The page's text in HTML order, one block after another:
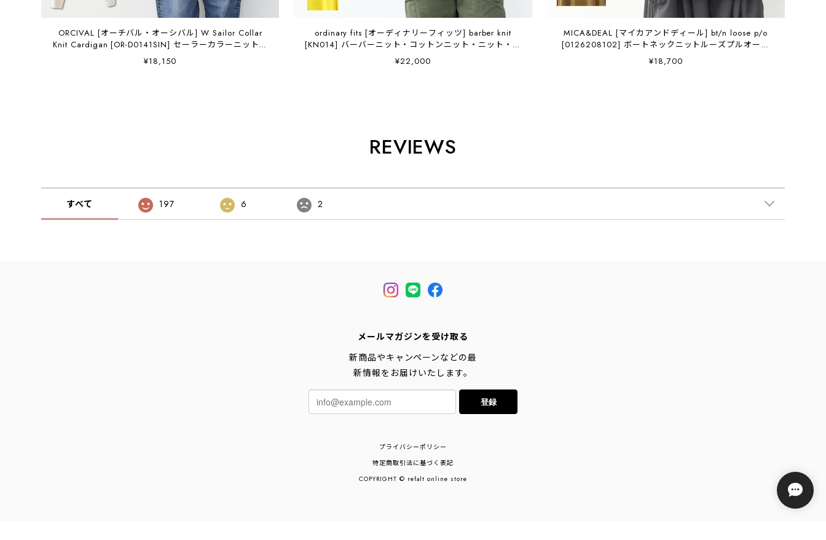
ORCIVAL [オーチバル・オーシバル] W Sailor Collar
Knit Cardigan [OR-D0141SIN] セーラーカラーニットカ
ーディガン・ニットカーディガン・セーラーカラー・カ
ノコ編み・LADY'S [2026SS]
¥18,150
ordinary fits [オーディナリーフィッツ] barber knit
[KN014] バーバーニット・コットンニット・ニット・ド
ロップショルダー・ワイドシルエット・MEN'S /
LADY'S [2026SS]
¥22,000
MICA&DEAL [マイカアンドディール] bt/n loose p/o
[0126208102] ボートネックニットルーズプルオーバ
ー・ニットプルオーバー・ボートネック・ゆったりシル
エット・LADY'S [2026SS]
¥18,700
REVIEWS
すべて 197 6 2
メールマガジンを受け取る
新商品やキャンペーンなどの最
新情報をお届けいたします。
登録
プライバシーポリシー
特定商取引法に基づく表記
COPYRIGHT © refalt online store